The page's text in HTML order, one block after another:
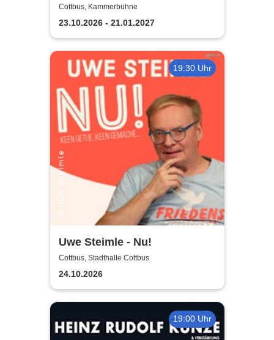
Staatstheater Cottbus
Cottbus, Kammerbühne
23.10.2026 - 21.01.2027
19:30 Uhr
Uwe Steimle - Nu!
Cottbus, Stadthalle Cottbus
24.10.2026
19:00 Uhr